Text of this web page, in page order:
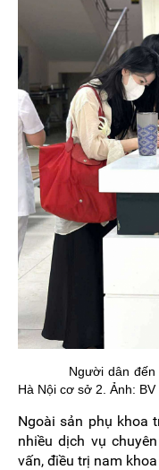
Người dân đến
Hà Nội cơ sở 2. Ảnh:
Ngoài sản phụ khoa
nhiều dịch vụ
vấn, điều trị nam